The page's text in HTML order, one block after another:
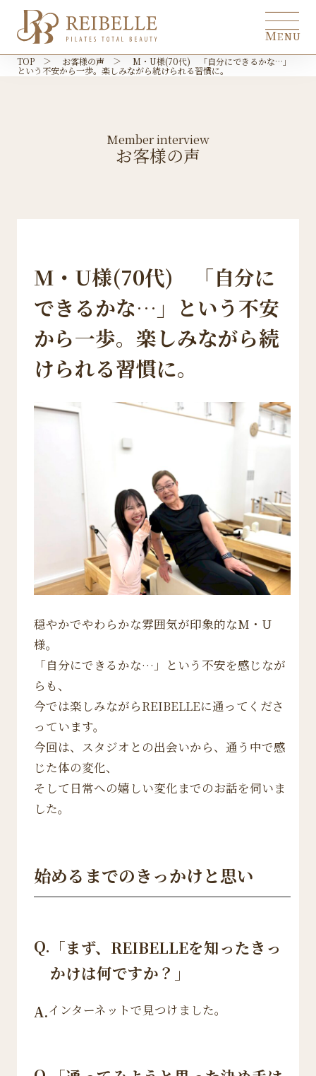
about
こんな方におすすめ
recommendation
無料体験予約はこちら
MENU
TOP お客様の声 M・U様(70代) 「自分にできるかな…」
という不安から一歩。楽しみながら続けられる習慣に。
Member interview
お客様の声
M・U様(70代) 「自分に
できるかな…」という不安
から一歩。楽しみながら続
けられる習慣に。
穏やかでやわらかな雰囲気が印象的なM・U
様。
「自分にできるかな…」という不安を感じなが
らも、
今では楽しみながらREIBELLEに通ってくださ
っています。
今回は、スタジオとの出会いから、通う中で感
じた体の変化、
そして日常への嬉しい変化までのお話を伺いま
した。
始めるまでのきっかけと思い
Q. 「まず、REIBELLEを知ったきっ
かけは何ですか？」
A.インターネットで見つけました。